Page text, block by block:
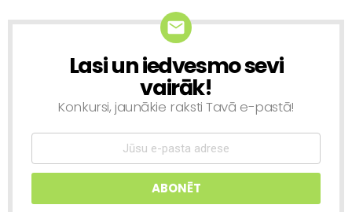
NEWSLETTER
Lasi un iedvesmo sevi
vairāk!
Konkursi, jaunākie raksti Tavā e-pastā!